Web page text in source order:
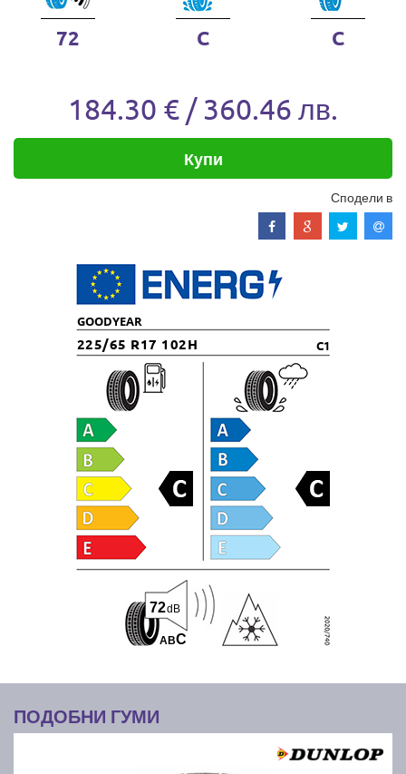
72 C C
184.30 € / 360.46 лв.
Купи
Сподели в
GOODYEAR
225/65 R17 102H C1
ABC
72dB
ПОДОБНИ ГУМИ